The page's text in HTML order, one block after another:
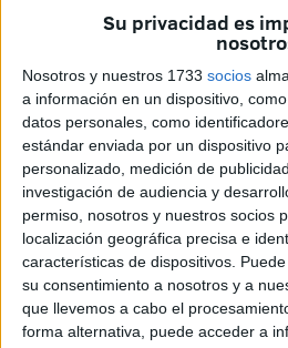
Su privacidad es
Nosotros y nuestros 1733 socios
a información en un dispositivo,
datos personales, como
estándar enviada por un dispositivo
personalizado, medición de
investigación de audiencia y
permiso, nosotros y nuestros socios
localización geográfica precisa e
características de dispositivos.
su consentimiento a nosotros y a
que llevemos a cabo el
forma alternativa, puede acceder a
Sin lugar a duda, no existe
entre la población negra de
la comunidad musulmana actual
emplear términos abyectos y
racismo de manera gratuita;